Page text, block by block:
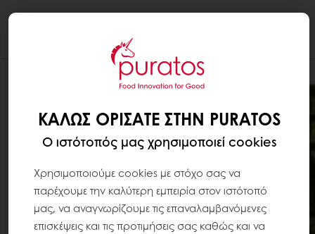
ΚΑΛΏΣ ΟΡΊΣΑΤΕ ΣΤΗΝ PURATOS
Ο ιστότοπός μας χρησιμοποιεί cookies
Χρησιμοποιούμε cookies με στόχο σας να
παρέχουμε την καλύτερη εμπειρία στον ιστότοπό
μας, να αναγνωρίζουμε τις επαναλαμβανόμενες
επισκέψεις και τις προτιμήσεις σας καθώς και να